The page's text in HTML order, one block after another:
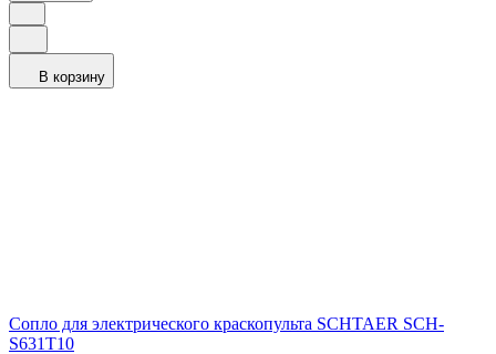
В корзину
Сопло для электрического краскопульта SCHTAER SCH-
S631T10